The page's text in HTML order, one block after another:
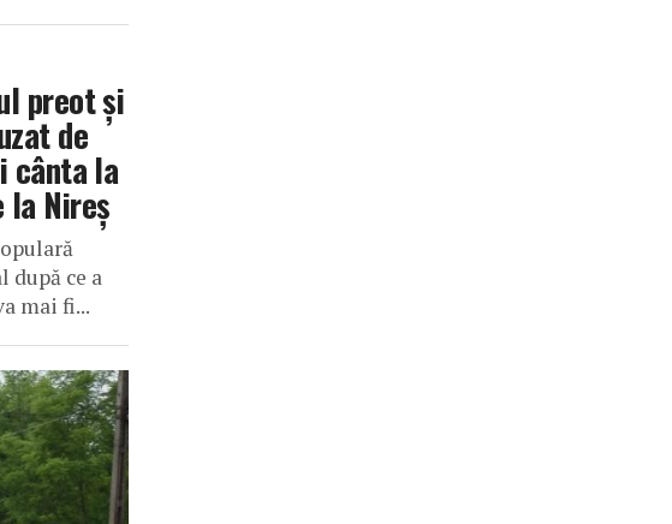
preot și
de
cânta la
la Nireș
după ce a
mai fi...